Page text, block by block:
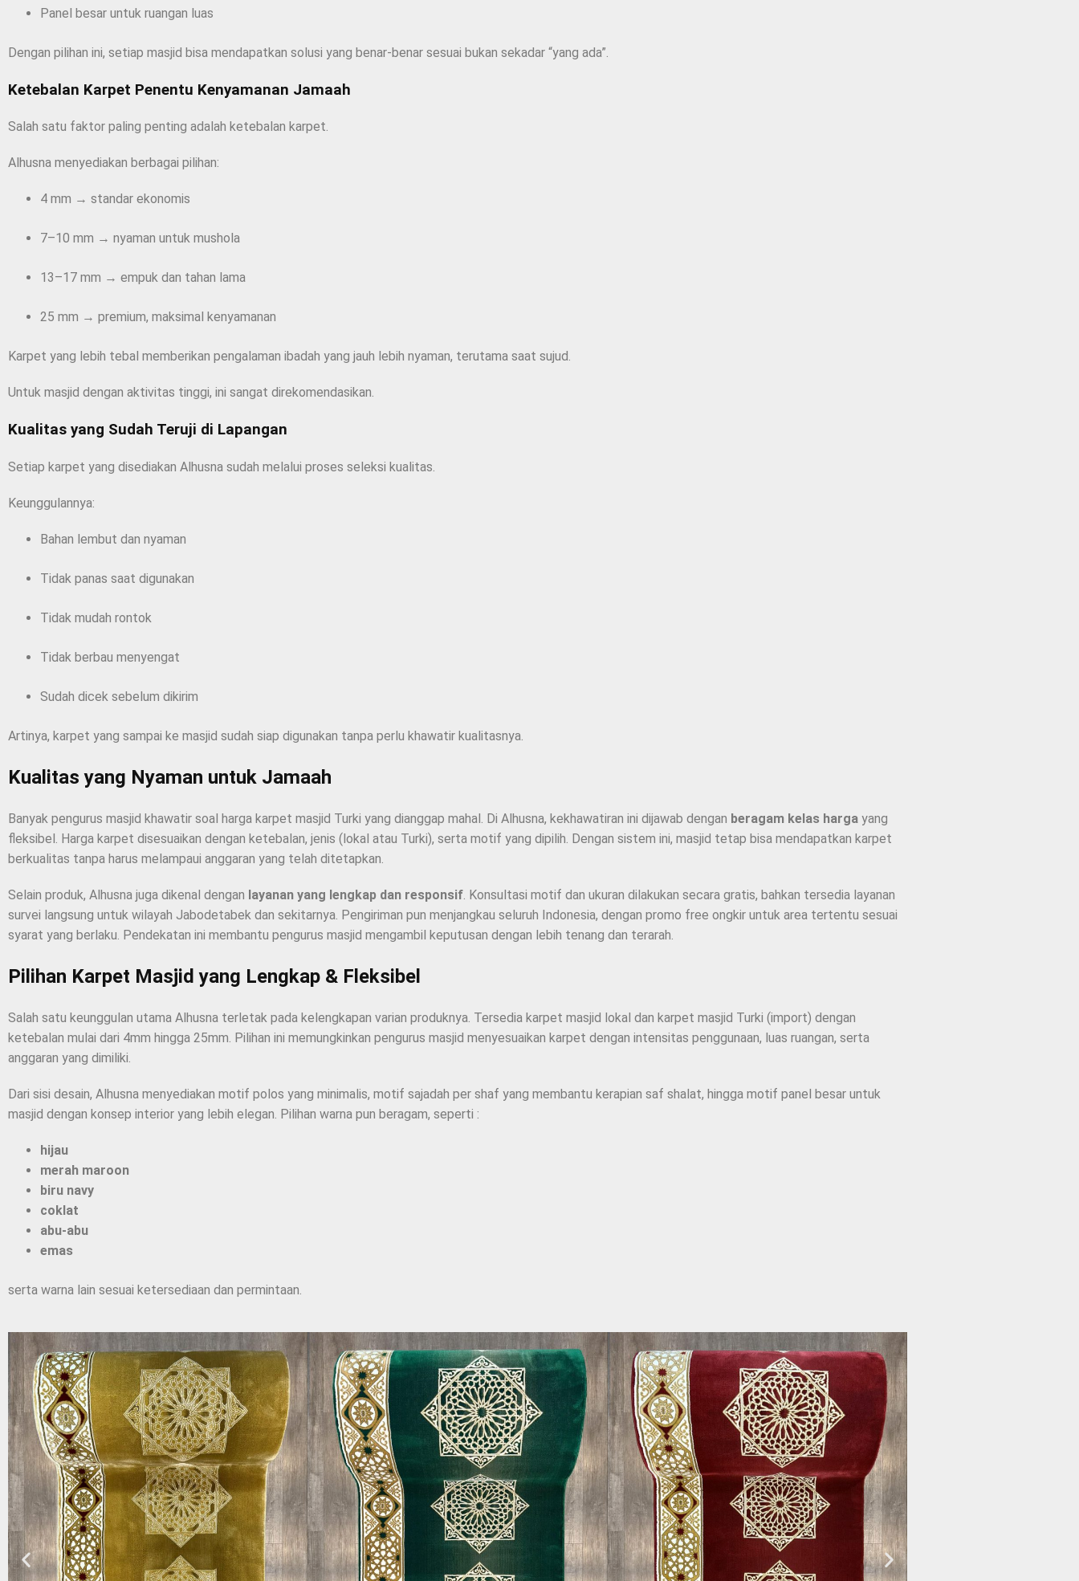
Panel besar untuk ruangan luas
Dengan pilihan ini, setiap masjid bisa mendapatkan solusi yang benar-benar sesuai bukan sekadar “yang ada”.
Ketebalan Karpet Penentu Kenyamanan Jamaah
Salah satu faktor paling penting adalah ketebalan karpet.
Alhusna menyediakan berbagai pilihan:
4 mm → standar ekonomis
7–10 mm → nyaman untuk mushola
13–17 mm → empuk dan tahan lama
25 mm → premium, maksimal kenyamanan
Karpet yang lebih tebal memberikan pengalaman ibadah yang jauh lebih nyaman, terutama saat sujud.
Untuk masjid dengan aktivitas tinggi, ini sangat direkomendasikan.
Kualitas yang Sudah Teruji di Lapangan
Setiap karpet yang disediakan Alhusna sudah melalui proses seleksi kualitas.
Keunggulannya:
Bahan lembut dan nyaman
Tidak panas saat digunakan
Tidak mudah rontok
Tidak berbau menyengat
Sudah dicek sebelum dikirim
Artinya, karpet yang sampai ke masjid sudah siap digunakan tanpa perlu khawatir kualitasnya.
Kualitas yang Nyaman untuk Jamaah
Banyak pengurus masjid khawatir soal harga karpet masjid Turki yang dianggap mahal. Di Alhusna, kekhawatiran ini dijawab dengan beragam kelas harga yang
fleksibel. Harga karpet disesuaikan dengan ketebalan, jenis (lokal atau Turki), serta motif yang dipilih. Dengan sistem ini, masjid tetap bisa mendapatkan karpet
berkualitas tanpa harus melampaui anggaran yang telah ditetapkan.
Selain produk, Alhusna juga dikenal dengan layanan yang lengkap dan responsif. Konsultasi motif dan ukuran dilakukan secara gratis, bahkan tersedia layanan
survei langsung untuk wilayah Jabodetabek dan sekitarnya. Pengiriman pun menjangkau seluruh Indonesia, dengan promo free ongkir untuk area tertentu sesuai
syarat yang berlaku. Pendekatan ini membantu pengurus masjid mengambil keputusan dengan lebih tenang dan terarah.
Pilihan Karpet Masjid yang Lengkap & Fleksibel
Salah satu keunggulan utama Alhusna terletak pada kelengkapan varian produknya. Tersedia karpet masjid lokal dan karpet masjid Turki (import) dengan
ketebalan mulai dari 4mm hingga 25mm. Pilihan ini memungkinkan pengurus masjid menyesuaikan karpet dengan intensitas penggunaan, luas ruangan, serta
anggaran yang dimiliki.
Dari sisi desain, Alhusna menyediakan motif polos yang minimalis, motif sajadah per shaf yang membantu kerapian saf shalat, hingga motif panel besar untuk
masjid dengan konsep interior yang lebih elegan. Pilihan warna pun beragam, seperti :
hijau
merah maroon
biru navy
coklat
abu-abu
emas
serta warna lain sesuai ketersediaan dan permintaan.